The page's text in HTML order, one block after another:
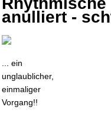
anulliert -
... ein
unglaublicher,
einmaliger
Vorgang!!